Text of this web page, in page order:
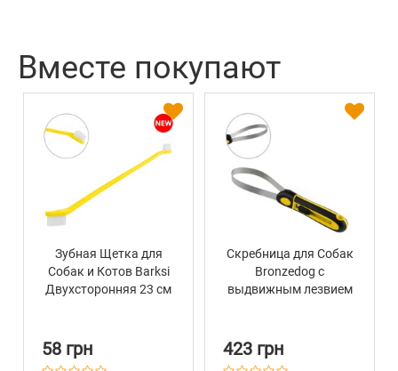
Вместе покупают
Зубная Щетка для
Собак и Котов Barksi
Двухсторонняя 23 см
58 грн
Скребница для Собак
Bronzedog с
выдвижным лезвием
423 грн